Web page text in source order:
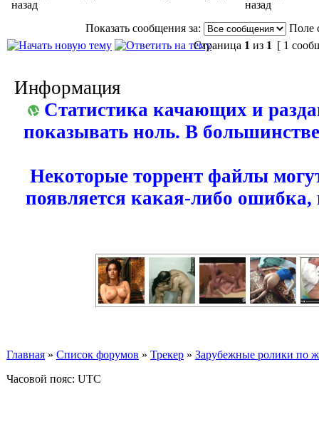
назад
назад
Показать сообщения за:
Поле
Страница 1 из 1 [ 1
Информация
Статистика качающих и
показывать ноль. В
Некоторые торрент файлы
появляется какая-либо
Главная » Список форумов » Трекер » Зарубежные ролики по
Часовой пояс: UTC